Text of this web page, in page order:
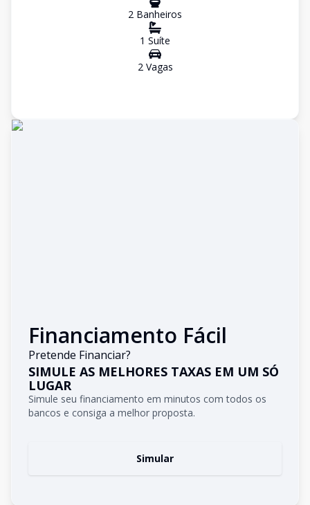
2 Banheiros
1 Suíte
2Vagas
Financiamento Fácil
Pretende Financiar?
SIMULE AS MELHORES TAXAS EM UM SÓ
LUGAR
Simule seu financiamento em minutos com todos os
bancos e consiga a melhor proposta.
Simular